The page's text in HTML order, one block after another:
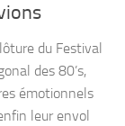
du Festival
des 80’s,
émotionnels
leur envol